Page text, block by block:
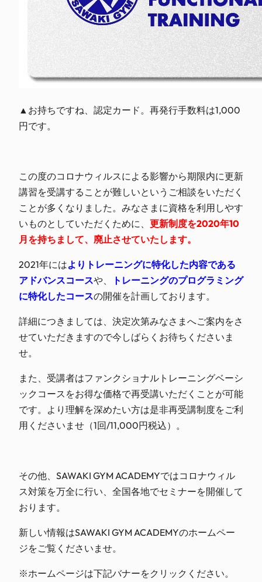
▲お持ちですね、認定カード。再発行手数料は1,000
円です。
この度のコロナウィルスによる影響から期限内に更新
講習を受講することが難しいというご相談をいただく
ことが多くなりました。みなさまに資格を利用しやす
いものとしていただくために、 更新制度を2020年10
月を持ちまして、廃止させていたします。
2021年にはよりトレーニングに特化した内容である
アドバンスコースや、
トレーニングのプログラミング
に特化したコースの開催を計画しております。
詳細につきましては、決定次第みなさまへご案内をさ
せていただきますので今しばらくお待ちくださいま
せ。
また、受講者はファンクショナルトレーニングベーシ
ックコースをお得な価格で再受講いただくことが可能
です。より理解を深めたい方は是非再受講制度をご利
用くださいませ（1回/11,000円税込）。
その他、SAWAKI GYM ACADEMYではコロナウィル
ス対策を万全に行い、全国各地でセミナーを開催して
おります。
新しい情報はSAWAKI GYM ACADEMYのホームペー
ジをご覧くださいませ。
※ホームページは下記バナーをクリックください。